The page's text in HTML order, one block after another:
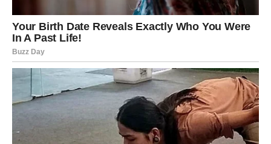
Lav – Počinje period u kojem ćete
sijati jače nego ikada
Lavovi će u drugoj polovini maja biti među najsrećnijim
znacima zodijaka. Energija koju donose zvijezde vraća
vam samopouzdanje, snagu i osjećaj da možete sve.